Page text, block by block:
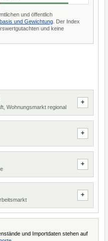
und öffentlich
und Gewichtung . Der Index
und keine
Wohnungsmarkt regional
und Importdaten stehen auf